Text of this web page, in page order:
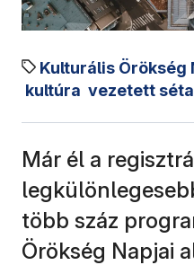
Kulturális Örökség
kultúra vezetett séta
Már él a
több száz
Örökség Napjai